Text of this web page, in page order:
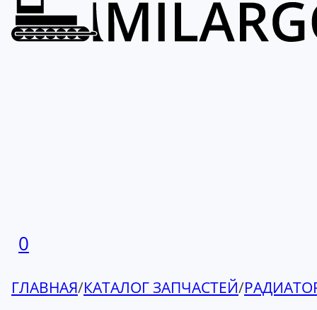
0
ГЛАВНАЯ/КАТАЛОГ ЗАПЧАСТЕЙ/